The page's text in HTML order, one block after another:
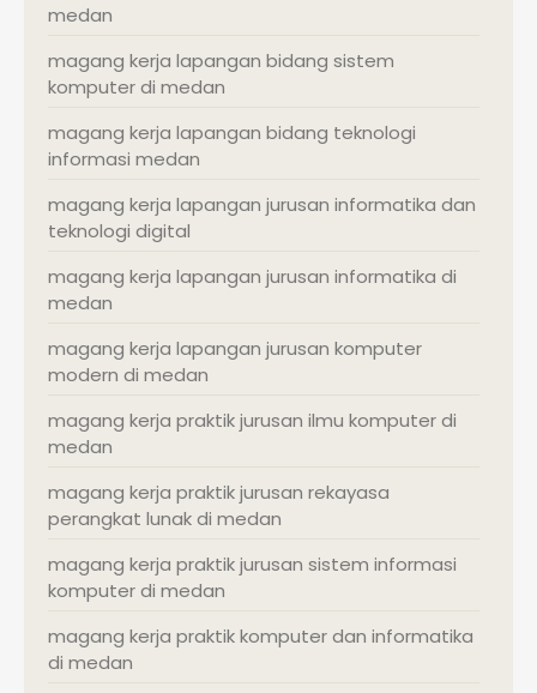
medan
magang kerja lapangan bidang sistem
komputer di medan
magang kerja lapangan bidang teknologi
informasi medan
magang kerja lapangan jurusan informatika dan
teknologi digital
magang kerja lapangan jurusan informatika di
medan
magang kerja lapangan jurusan komputer
modern di medan
magang kerja praktik jurusan ilmu komputer di
medan
magang kerja praktik jurusan rekayasa
perangkat lunak di medan
magang kerja praktik jurusan sistem informasi
komputer di medan
magang kerja praktik komputer dan informatika
di medan